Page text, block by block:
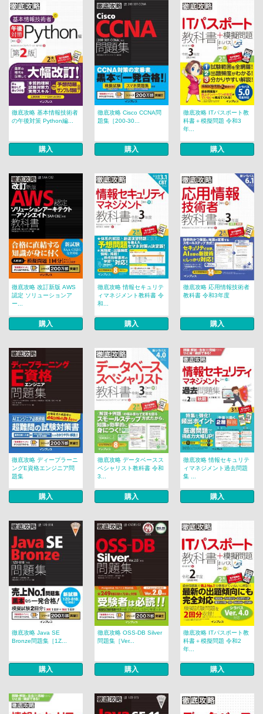
徹底攻略 基本情報技術者
の午後対策 Python編...
購入
徹底攻略 Cisco CCNA問
題集［200-30...
購入
徹底攻略 ITパスポート教
科書＋模擬問題 令和3
年...
購入
徹底攻略 改訂新版 AWS
認定 ソリューションア
ー...
購入
徹底攻略 情報セキュリテ
ィマネジメント教科書 令
和...
購入
徹底攻略 応用情報技術者
教科書 令和3年度
購入
徹底攻略 ディープラーニ
ングE資格エンジニア問
題集
購入
徹底攻略 データベースス
ペシャリスト教科書 令和
3...
購入
徹底攻略 情報セキュリテ
ィマネジメント過去問題
集 ...
購入
徹底攻略 Java SE
Bronze問題集［1Z...
購入
徹底攻略 OSS-DB Silver
問題集［Ver...
購入
徹底攻略 ITパスポート教
科書＋模擬問題 令和2
年...
購入